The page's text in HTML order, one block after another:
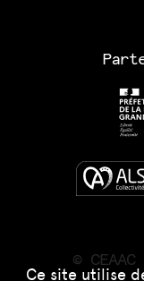
Ce site utilise
© CEAAC